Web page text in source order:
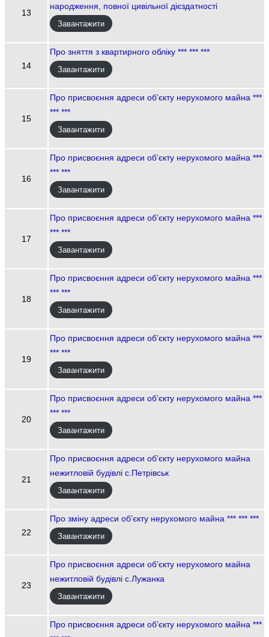
13
народження, повної цивільної дієздатності
Завантажити
14
Про зняття з квартирного обліку *** *** ***
Завантажити
15
Про присвоєння адреси об’єкту нерухомого майна ***
*** ***
Завантажити
16
Про присвоєння адреси об’єкту нерухомого майна ***
*** ***
Завантажити
17
Про присвоєння адреси об’єкту нерухомого майна ***
*** ***
Завантажити
18
Про присвоєння адреси об’єкту нерухомого майна ***
*** ***
Завантажити
19
Про присвоєння адреси об’єкту нерухомого майна ***
*** ***
Завантажити
20
Про присвоєння адреси об’єкту нерухомого майна ***
*** ***
Завантажити
21
Про присвоєння адреси об’єкту нерухомого майна
нежитловій будівлі с.Петрівськ
Завантажити
22
Про зміну адреси об’єкту нерухомого майна *** *** ***
Завантажити
23
Про присвоєння адреси об’єкту нерухомого майна
нежитловій будівлі с.Лужанка
Завантажити
Про присвоєння адреси об’єкту нерухомого майна ***